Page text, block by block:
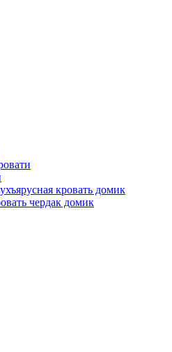
кровать домик
чердак домик